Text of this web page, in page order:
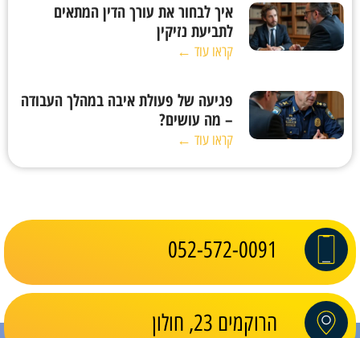
איך לבחור את עורך הדין המתאים
לתביעת נזיקין
קראו עוד ←
פגיעה של פעולת איבה במהלך העבודה
– מה עושים?
קראו עוד ←
052-572-0091
הרוקמים 23, חולון